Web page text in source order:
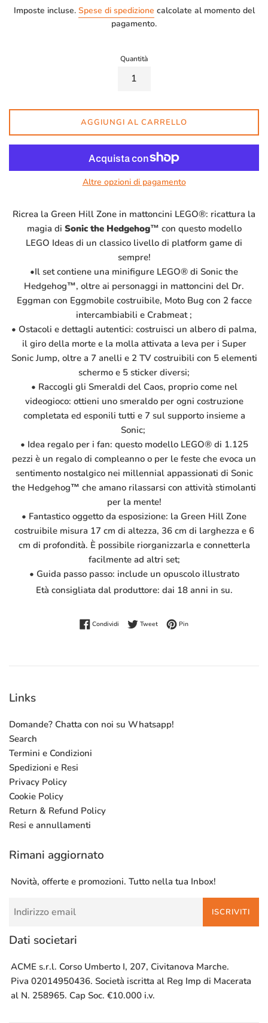
listino
Imposte incluse. Spese di spedizione calcolate al momento del
pagamento.
Quantità
AGGIUNGI AL CARRELLO
Altre opzioni di pagamento
Ricrea la Green Hill Zone in mattoncini LEGO®: ricattura la
magia di Sonic the Hedgehog™ con questo modello
LEGO Ideas di un classico livello di platform game di
sempre!
•Il set contiene una minifigure LEGO® di Sonic the
Hedgehog™, oltre ai personaggi in mattoncini del Dr.
Eggman con Eggmobile costruibile, Moto Bug con 2 facce
intercambiabili e Crabmeat ;
• Ostacoli e dettagli autentici: costruisci un albero di palma,
il giro della morte e la molla attivata a leva per i Super
Sonic Jump, oltre a 7 anelli e 2 TV costruibili con 5 elementi
schermo e 5 sticker diversi;
• Raccogli gli Smeraldi del Caos, proprio come nel
videogioco: ottieni uno smeraldo per ogni costruzione
completata ed esponili tutti e 7 sul supporto insieme a
Sonic;
• Idea regalo per i fan: questo modello LEGO® di 1.125
pezzi è un regalo di compleanno o per le feste che evoca un
sentimento nostalgico nei millennial appassionati di Sonic
the Hedgehog™ che amano rilassarsi con attività stimolanti
per la mente!
• Fantastico oggetto da esposizione: la Green Hill Zone
costruibile misura 17 cm di altezza, 36 cm di larghezza e 6
cm di profondità. È possibile riorganizzarla e connetterla
facilmente ad altri set;
• Guida passo passo: include un opuscolo illustrato
Età consigliata dal produttore: dai 18 anni in su.
Condividi Condividi su Facebook
TweetTwitta su Twitter
PinPinna su Pinterest
Links
Domande? Chatta con noi su Whatsapp!
Search
Termini e Condizioni
Spedizioni e Resi
Privacy Policy
Cookie Policy
Return & Refund Policy
Resi e annullamenti
Rimani aggiornato
Novità, offerte e promozioni. Tutto nella tua Inbox!
ISCRIVITI
Dati societari
ACME s.r.l. Corso Umberto I, 207, Civitanova Marche.
Piva 02014950436. Società iscritta al Reg Imp di Macerata
al N. 258965. Cap Soc. €10.000 i.v.